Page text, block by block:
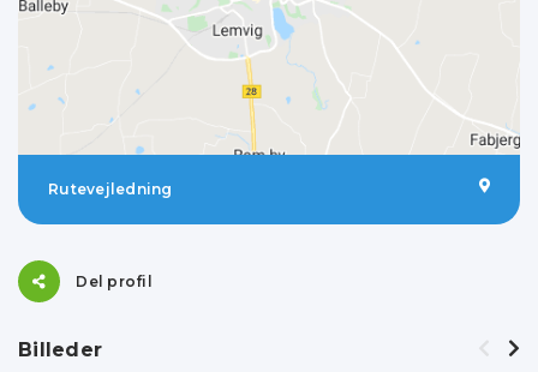
Rutevejledning
Del profil
Billeder